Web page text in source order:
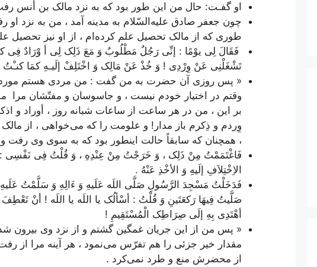
او گفـت: حال من این طور بود که به نزد مالک بن أنس
چون جعفر صادق علیه‌السّلام به مدینه آمد ، من به نزد
طوری که از مالک تحصیل علم کرده‌ام ، از او نیز تحصیل
فَقَالَ لِی یوْمًا : إنِّی رَجُلٌ مَطْلُوبٌ وَ مَعَ ذَلِک لِی أ وْرَادٌ فِی کلِّ
تَشْغَلْنِی عَنْ وِرْدِی ! وَ خُذْ عَنْ مَالِک وَ اخْتَلِفْ إلَیـهِ کمَا کنـْتُ
« پس روزی آن حضرت به من گفت : من مردی هستم مورد
وقتم در اختیار خودم نیست ، و جاسوسان و مفتّشان مرا
بر این ، من در هر ساعت از ساعات شبانه روز ، أوراد و
وِردم و ذِکرم باز مدار! و علومت را که می‌خواهی ، از
، همچنان که سابقاً حالت اینطور بود که به سوی وی رفت
فَاغْتَمَمْتُ مِنْ ذَلِک ، وَ خَرَجْتُ مِنْ عِنْدِهِ ، وَ قُلْتُ فِی نَفْسِی
الاِخْتِلاَفِ إلَیهِ وَ الأخْذِ عَنْهُ .
فَدَخَلْتُ مَسْجِدَ الرَّسُولِ صَلَّی اللَه عَلَیهِ وَ ءَ‌الِهِ وَ سَلَّمْتُ
صَلَّیتُ فِیهَا رَکعَتَینِ وَ قُلْتُ : أسْألُک یا اللَه یا اللَه ! أنْ
أهْتَدِی بِهِ إلَی صِرَاطِک الْمُسْتَقِیمِ !
« پس من از این جریان غمگین گشتم و از نزد وی بیرون
مقدار خیر جزئی را هم تفرّس می‌نمود ، هر آینه مرا از
از محضرش منع و طرد نمی‌کرد .